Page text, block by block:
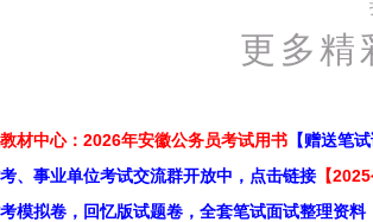
更多精
材中心：2026年安徽公务员考试用书 【赠送笔
、事业单位考试交流群开放中，点击链接 【
模拟卷，回忆版试题卷，全套笔试面试整理资料